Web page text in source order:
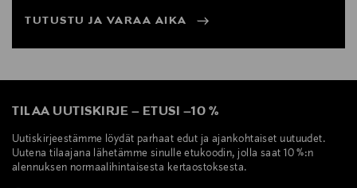
TUTUSTU JA VARAA AIKA
TILAA UUTISKIRJE – ETUSI –10 %
Uutiskirjeestämme löydät parhaat edut ja ajankohtaiset uutuudet.
Uutena tilaajana lähetämme sinulle etukoodin, jolla saat 10 %:n
alennuksen normaalihintaisesta kertaostoksesta.